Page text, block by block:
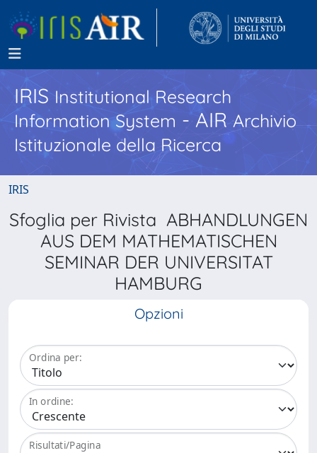
IRISInstitutional Research
Information System - AIR Archivio
Istituzionale della Ricerca
IRIS
Sfoglia per Rivista ABHANDLUNGEN
AUS DEM MATHEMATISCHEN
SEMINAR DER UNIVERSITAT
HAMBURG
Opzioni
Ordina per:
In ordine:
Risultati/Pagina